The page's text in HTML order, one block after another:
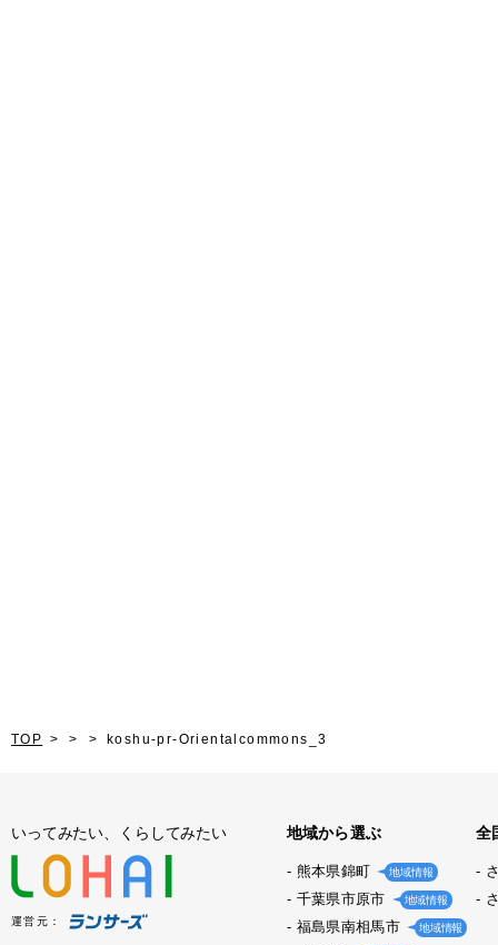
TOP koshu-pr-Orientalcommons_3
いってみたい、くらしてみたい
運営元：
地域から選ぶ
熊本県錦町 地域情報
千葉県市原市 地域情報
福島県南相馬市 地域情報
全